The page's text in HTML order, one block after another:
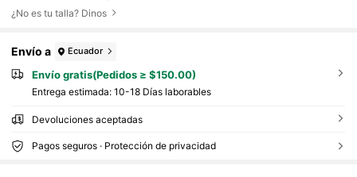
¿No es tu talla? Dinos
Envío a Ecuador
Envío gratis(Pedidos ≥ $150.00)
Entrega estimada: 10-18 Días laborables
Devoluciones aceptadas
Pagos seguros · Protección de privacidad